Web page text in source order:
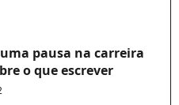
pausa na carreira
o que escrever